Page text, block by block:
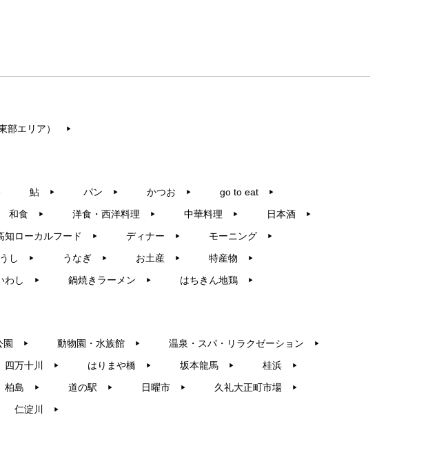
部エリア） ▶︎
鮎 ▶︎ パン ▶︎ かつお ▶︎ go to eat ▶︎
和食 ▶︎ 洋食・西洋料理 ▶︎ 中華料理 ▶︎ 日本酒 ▶︎
知ローカルフード ▶︎ ディナー ▶︎ モーニング ▶︎
し ▶︎ うなぎ ▶︎ お土産 ▶︎ 特産物 ▶︎
わし ▶︎ 鍋焼きラーメン ▶︎ はちきん地鶏 ▶︎
園 ▶︎ 動物園・水族館 ▶︎ 温泉・スパ・リラクゼーション ▶︎
四万十川 ▶︎ はりまや橋 ▶︎ 坂本龍馬 ▶︎ 桂浜 ▶︎
柏島 ▶︎ 道の駅 ▶︎ 日曜市 ▶︎ 久礼大正町市場 ▶︎
仁淀川 ▶︎